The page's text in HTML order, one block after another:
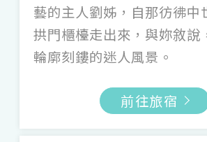
不單是絲線與布匹，編織技藝
挺的材質，像是苗栗的「藺子
統工藝著稱，追溯至早年平埔
織的容器與草蓆，後來織就日
藺草文化，素雅淺褐的藺草帽
藝的主人劉姊，自那彷彿中
拱門櫃檯走出來，與妳敘說
輪廓刻鏤的迷人風景。
前往旅宿